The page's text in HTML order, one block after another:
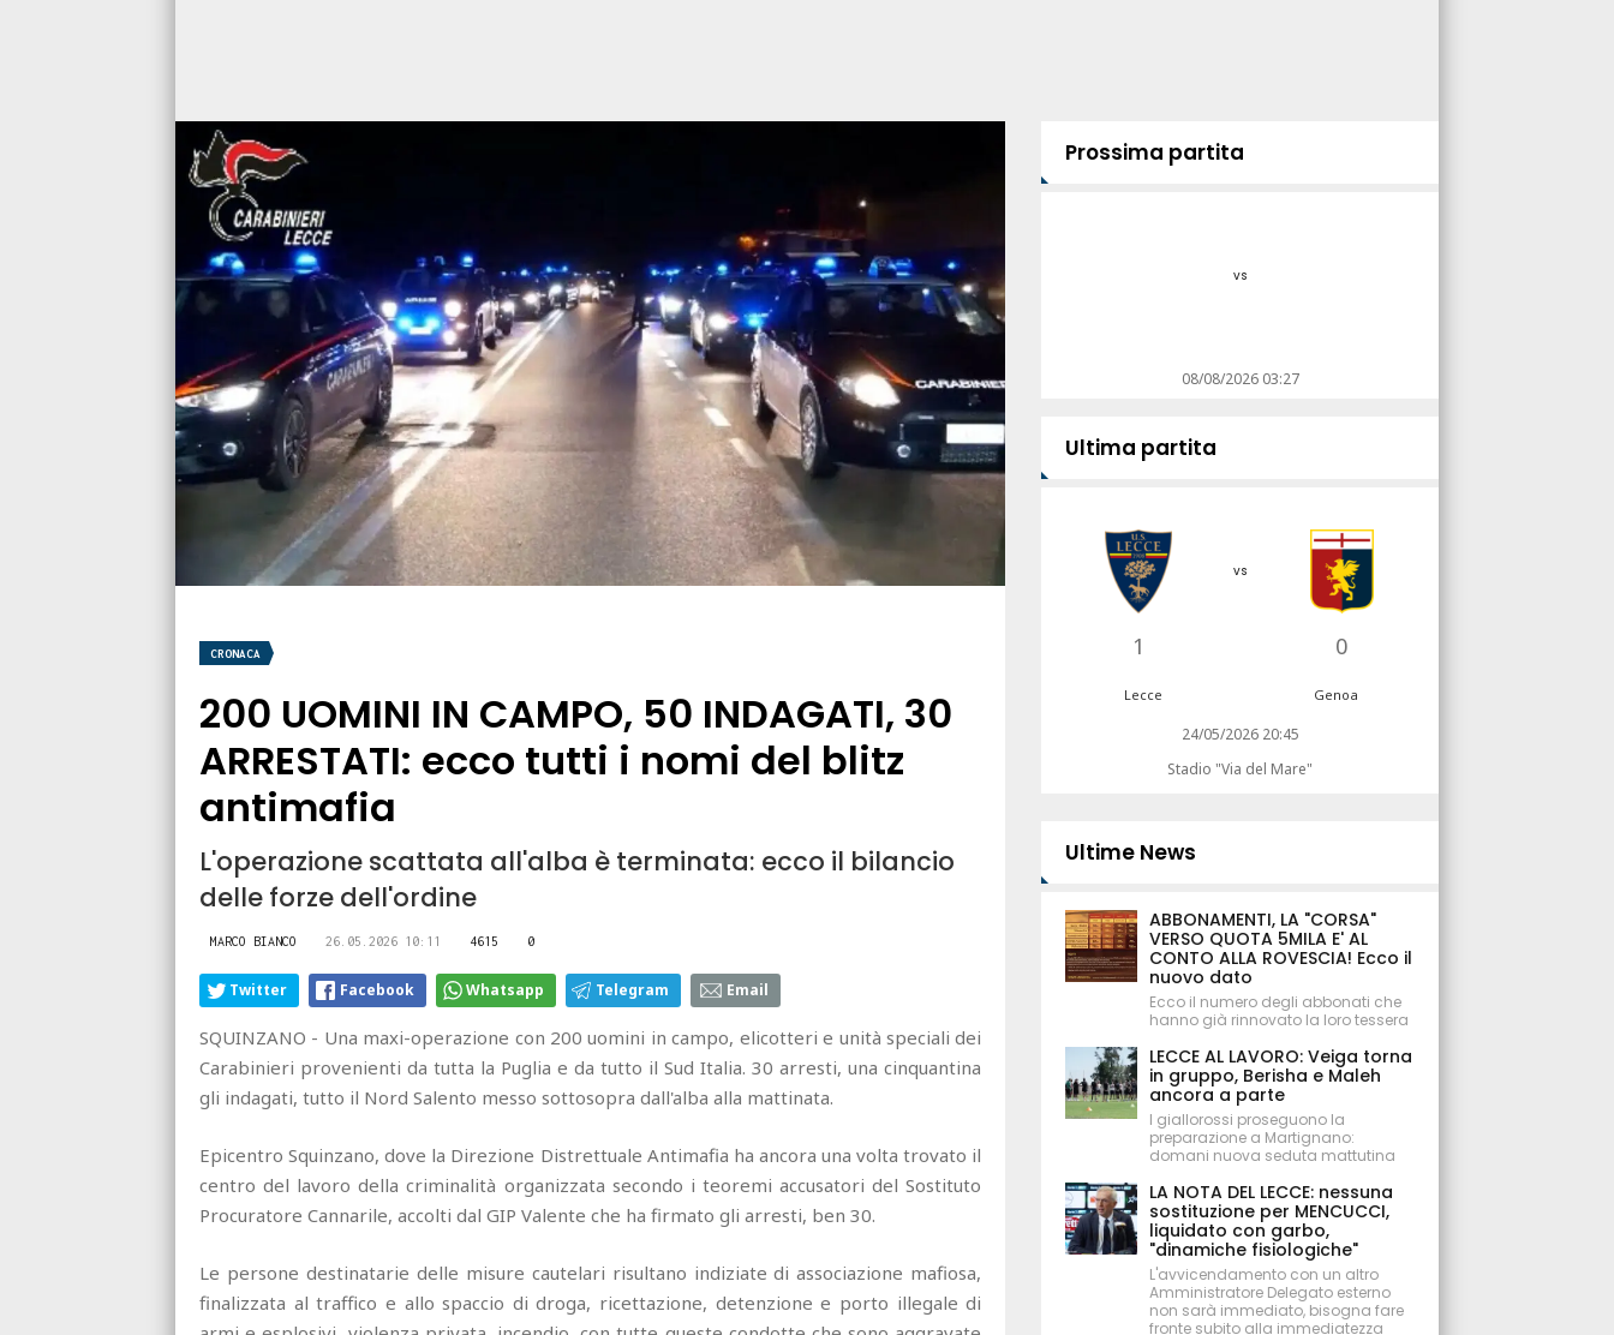
CRONACA
200 UOMINI IN CAMPO, 50 INDAGATI, 30
ARRESTATI: ecco tutti i nomi del blitz
antimafia
L'operazione scattata all'alba è terminata: ecco il bilancio
delle forze dell'ordine
MARCO BIANCO 26.05.2026 10:11 4615 0
Twitter Facebook Whatsapp Telegram Email
SQUINZANO - Una maxi-operazione con 200 uomini in campo, elicotteri e unità speciali dei
Carabinieri provenienti da tutta la Puglia e da tutto il Sud Italia. 30 arresti, una cinquantina
gli indagati, tutto il Nord Salento messo sottosopra dall'alba alla mattinata.
Epicentro Squinzano, dove la Direzione Distrettuale Antimafia ha ancora una volta trovato il
centro del lavoro della criminalità organizzata secondo i teoremi accusatori del Sostituto
Procuratore Cannarile, accolti dal GIP Valente che ha firmato gli arresti, ben 30.
Le persone destinatarie delle misure cautelari risultano indiziate di associazione mafiosa,
finalizzata al traffico e allo spaccio di droga, ricettazione, detenzione e porto illegale di
Prossima partita
vs
08/08/2026 03:27
Ultima partita
1
vs
0
Lecce Genoa
24/05/2026 20:45
Stadio "Via del Mare"
Ultime News
ABBONAMENTI, LA "CORSA"
VERSO QUOTA 5MILA E' AL
CONTO ALLA ROVESCIA! Ecco il
nuovo dato
Ecco il numero degli abbonati che
hanno già rinnovato la loro tessera
LECCE AL LAVORO: Veiga torna
in gruppo, Berisha e Maleh
ancora a parte
I giallorossi proseguono la
preparazione a Martignano:
domani nuova seduta mattutina
LA NOTA DEL LECCE: nessuna
sostituzione per MENCUCCI,
liquidato con garbo,
"dinamiche fisiologiche"
L'avvicendamento con un altro
Amministratore Delegato esterno
non sarà immediato, bisogna fare
fronte subito alla immediatezza